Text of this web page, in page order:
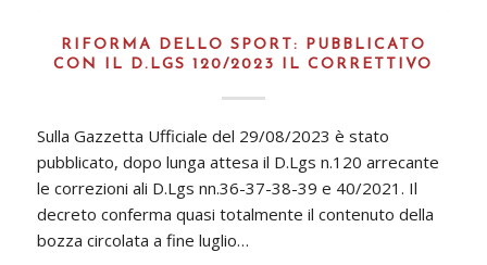
RIFORMA DELLO SPORT: PUBBLICATO
CON IL D.LGS 120/2023 IL CORRETTIVO
Sulla Gazzetta Ufficiale del 29/08/2023 è stato
pubblicato, dopo lunga attesa il D.Lgs n.120 arrecante
le correzioni ali D.Lgs nn.36-37-38-39 e 40/2021. Il
decreto conferma quasi totalmente il contenuto della
bozza circolata a fine luglio…